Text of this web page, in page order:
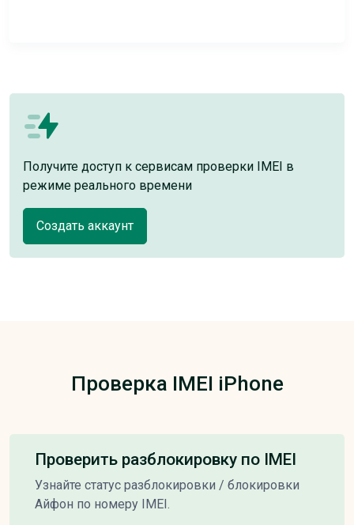
Получите доступ к сервисам проверки IMEI в
режиме реального времени
Создать аккаунт
Проверка IMEI iPhone
Проверить разблокировку по IMEI
Узнайте статус разблокировки / блокировки
Айфон по номеру IMEI.